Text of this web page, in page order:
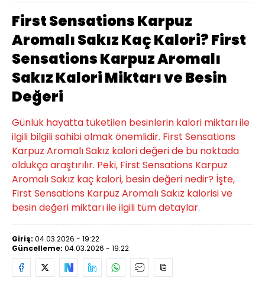
First Sensations Karpuz
Aromalı Sakız Kaç Kalori? First
Sensations Karpuz Aromalı
Sakız Kalori Miktarı ve Besin
Değeri
Günlük hayatta tüketilen besinlerin kalori miktarı ile
ilgili bilgili sahibi olmak önemlidir. First Sensations
Karpuz Aromalı Sakız kalori değeri de bu noktada
oldukça araştırılır. Peki, First Sensations Karpuz
Aromalı Sakız kaç kalori, besin değeri nedir? İşte,
First Sensations Karpuz Aromalı Sakız kalorisi ve
besin değeri miktarı ile ilgili tüm detaylar.
Giriş: 04.03.2026 - 19:22
Güncelleme: 04.03.2026 - 19:22